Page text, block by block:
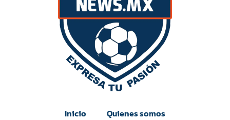
Inicio
Quienes somos